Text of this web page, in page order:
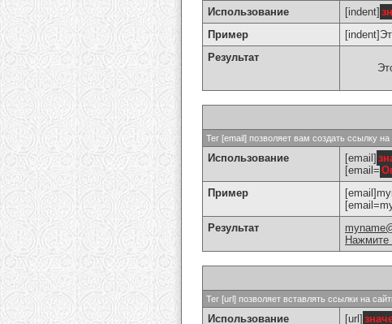
Использование [indent]
Пример
Результат
Тег [email] позволяет вам создать ссылку
Использование [email]
[email=
Пример
Результат
Нажмите
Тег [url] позволяет вставлять ссылки на
Использование [url]